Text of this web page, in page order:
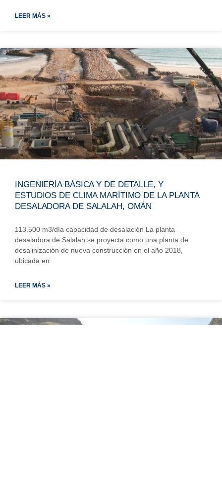
LEER MÁS »
INGENIERÍA BÁSICA Y DE DETALLE, Y
ESTUDIOS DE CLIMA MARÍTIMO DE LA PLANTA
DESALADORA DE SALALAH, OMÁN
113.500 m3/día capacidad de desalación La planta
desaladora de Salalah se proyecta como una planta de
desalinización de nueva construcción en el año 2018,
ubicada en
LEER MÁS »